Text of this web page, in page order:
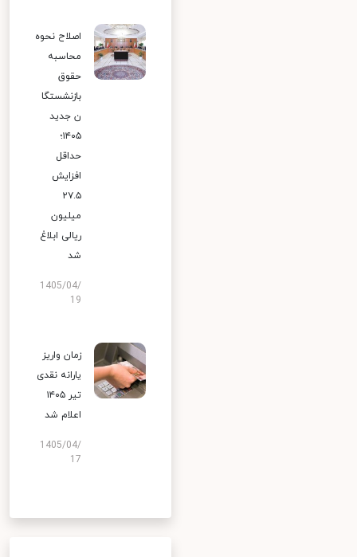
اصلاح نحوه
محاسبه
حقوق
بازنشستگا
ن جدید
۱۴۰۵؛
حداقل
افزایش
۲۷.۵
میلیون
ریالی ابلاغ
شد
1405/04/
19
زمان واریز
یارانه نقدی
تیر ۱۴۰۵
اعلام شد
1405/04/
17